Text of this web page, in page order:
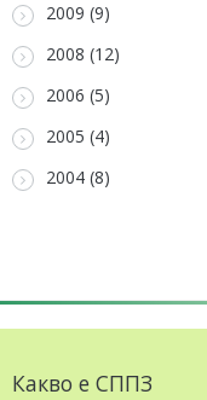
2009 (9)
2008 (12)
2006 (5)
2005 (4)
2004 (8)
Какво е СППЗ